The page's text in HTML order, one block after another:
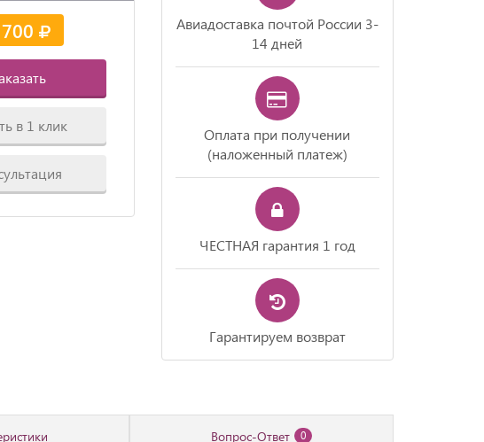
в 1 клик
Авиадоставка почтой России 3-
14 дней
Оплата при получении
(наложенный платеж)
ЧЕСТНАЯ гарантия 1 год
Гарантируем возврат
Вопрос-Ответ 0